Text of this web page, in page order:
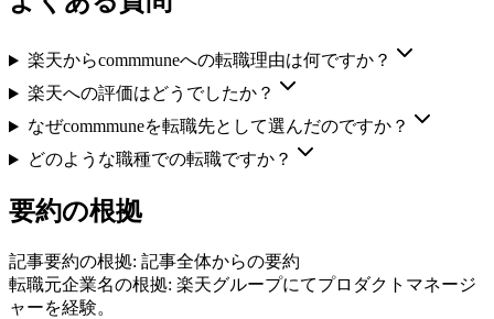
楽天からcommmuneへの転職理由は何ですか？
楽天への評価はどうでしたか？
なぜcommmuneを転職先として選んだのですか？
どのような職種での転職ですか？
要約の根拠
記事要約の根拠: 記事全体からの要約
転職元企業名の根拠: 楽天グループにてプロダクトマネージ
ャーを経験。